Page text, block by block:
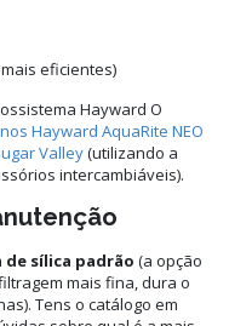
eficientes)
Hayward O
Hayward AquaRite NEO
Valley(utilizando a
intercambiáveis).
de sílica padrão (a opção
mais fina, dura o
Tens o catálogo em